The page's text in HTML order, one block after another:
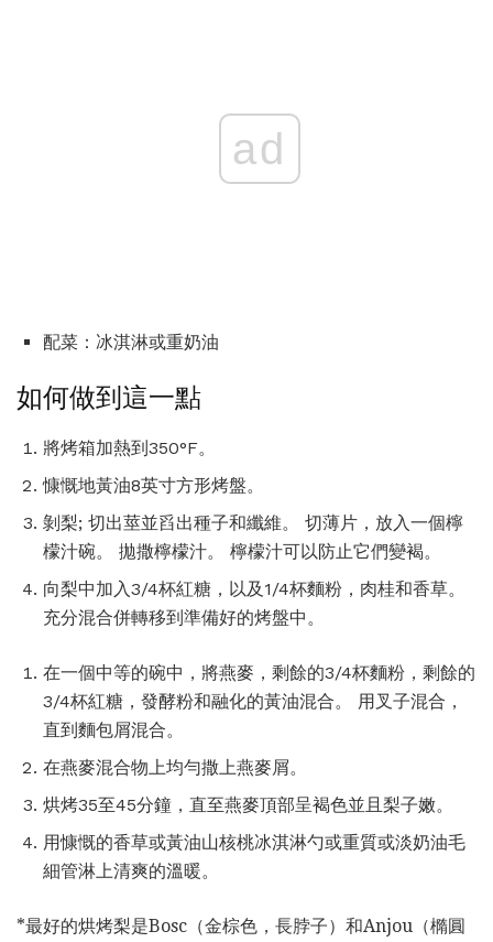
ad
配菜：冰淇淋或重奶油
如何做到這一點
將烤箱加熱到350°F。
慷慨地黃油8英寸方形烤盤。
剝梨; 切出莖並舀出種子和纖維。 切薄片，放入一個檸
檬汁碗。 拋撒檸檬汁。 檸檬汁可以防止它們變褐。
向梨中加入3/4杯紅糖，以及1/4杯麵粉，肉桂和香草。
充分混合併轉移到準備好的烤盤中。
在一個中等的碗中，將燕麥，剩餘的3/4杯麵粉，剩餘的
3/4杯紅糖，發酵粉和融化的黃油混合。 用叉子混合，
直到麵包屑混合。
在燕麥混合物上均勻撒上燕麥屑。
烘烤35至45分鐘，直至燕麥頂部呈褐色並且梨子嫩。
用慷慨的香草或黃油山核桃冰淇淋勺或重質或淡奶油毛
細管淋上清爽的溫暖。
*最好的烘烤梨是Bosc（金棕色，長脖子）和Anjou（橢圓